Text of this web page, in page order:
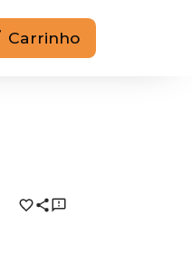
Carrinho